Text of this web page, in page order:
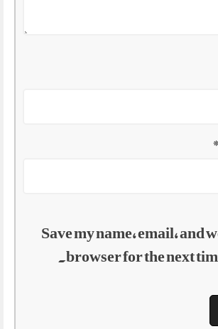
Save my name, email, and
browser for the next